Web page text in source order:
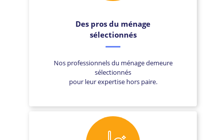
Des pros du ménage
sélectionnés
Nos professionnels du ménage demeure
sélectionnés
pour leur expertise hors paire.